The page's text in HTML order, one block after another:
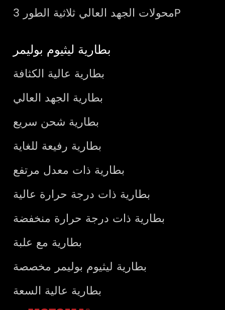
محولات الجهد العالي ثلاثية الطور 3P
بطارية ليثيوم بوليمر
بطارية عالية الكثافة
بطارية الجهد العالي
بطارية شحن سريع
بطارية رفيعة للغاية
بطارية ذات معدل مرتفع
بطارية ذات درجة حرارة عالية
بطارية ذات درجة حرارة منخفضة
بطارية مع علبة
بطارية ليثيوم بوليمر مخصصة
بطارية عالية السعة